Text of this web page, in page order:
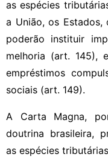
as espécies
a União, os
poderão instituir
melhoria (art. 145),
empréstimos
sociais (art. 149).
A Carta Magna,
doutrina brasileira,
as espécies